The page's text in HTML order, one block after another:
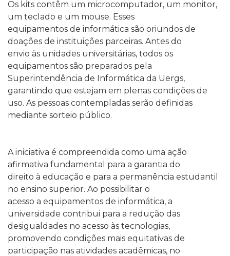
Os kits contêm um microcomputador, um monitor,
um teclado e um mouse. Esses
equipamentos de informática são oriundos de
doações de instituições parceiras. Antes do
envio às unidades universitárias, todos os
equipamentos são preparados pela
Superintendência de Informática da Uergs,
garantindo que estejam em plenas condições de
uso. As pessoas contempladas serão definidas
mediante sorteio público.
A iniciativa é compreendida como uma ação
afirmativa fundamental para a garantia do
direito à educação e para a permanência estudantil
no ensino superior. Ao possibilitar o
acesso a equipamentos de informática, a
universidade contribui para a redução das
desigualdades no acesso às tecnologias,
promovendo condições mais equitativas de
participação nas atividades acadêmicas, no